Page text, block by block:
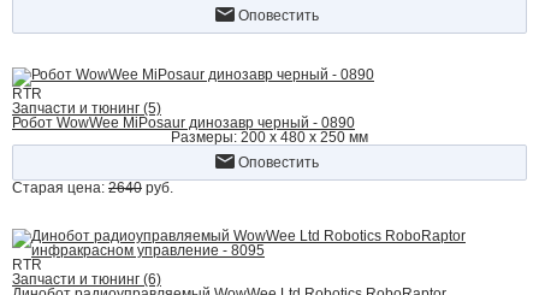
Оповестить
RTR
Запчасти и тюнинг (5)
Робот WowWee MiPosaur динозавр черный - 0890
Размеры: 200 x 480 x 250 мм
Оповестить
Старая цена: 2640 руб.
RTR
Запчасти и тюнинг (6)